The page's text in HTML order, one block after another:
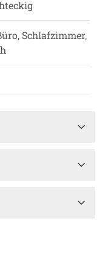
Schlafzimmer,